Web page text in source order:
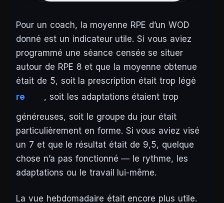
Pour un coach, la moyenne RPE d’un WOD
donné est un indicateur utile. Si vous aviez
programmé une séance censée se situer
autour de RPE 8 et que la moyenne obtenue
était de 5, soit la prescription était trop légè
re
, soit les adaptations étaient trop
généreuses, soit le groupe du jour était
particulièrement en forme. Si vous aviez visé
un 7 et que le résultat était de 9,5, quelque
chose n’a pas fonctionné — le rythme, les
adaptations ou le travail lui-même.
La vue hebdomadaire était encore plus utile.